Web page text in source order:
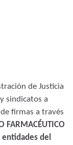
de Justicia
sindicatos a
firmas a través
FARMACÉUTICO
del